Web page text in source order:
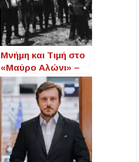
Μνήμη και Τιμή στο
«Μαύρο Αλώνι» –
Εορτασμός της
Ιστορικής Επετείου
στην Ιερισσό